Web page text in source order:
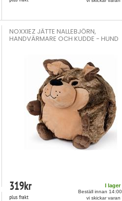
NOXXIEZ JÄTTE NALLEBJÖRN,
HANDVÄRMARE OCH KUDDE - HUND
319kr
plus frakt
I lager
Beställ innan
vi skickar varan